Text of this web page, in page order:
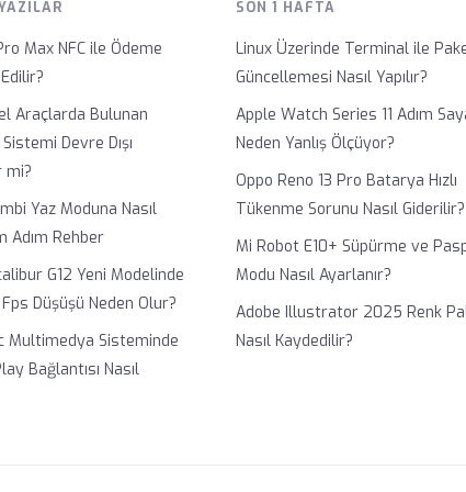
Max NFC ile Ödeme
Araçlarda Bulunan
Devre Dışı
mi?
Yaz Moduna Nasıl
Adım Rehber
G12 Yeni Modelinde
Düşüşü Neden Olur?
Multimedya Sisteminde
Bağlantısı Nasıl
SON 1 HAFTA
Linux Üzerinde Terminal ile
Güncellemesi Nasıl Yapılır?
Apple Watch Series 11 Adım
Neden Yanlış Ölçüyor?
Oppo Reno 13 Pro Batarya Hızlı
Tükenme Sorunu Nasıl Giderilir?
Mi Robot E10+ Süpürme ve
Modu Nasıl Ayarlanır?
Adobe Illustrator 2025 Renk
Nasıl Kaydedilir?